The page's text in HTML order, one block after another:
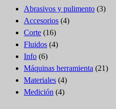
Abrasivos y pulimento (3)
Accesorios (4)
Corte (16)
Fluidos (4)
Info (6)
Máquinas herramienta (21)
Materiales (4)
Medición (4)